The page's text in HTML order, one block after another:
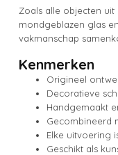
Zoals alle objecten
mondgeblazen glas
vakmanschap
Kenmerken
Origineel
Decoratieve
Handgemaakt
Gecombineerd
Elke uitvoering
Geschikt als